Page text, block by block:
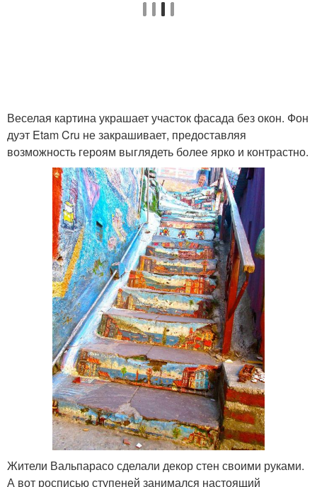
Веселая картина украшает участок фасада без окон. Фон
дуэт Etam Cru не закрашивает, предоставляя
возможность героям выглядеть более ярко и контрастно.
Жители Вальпарасо сделали декор стен своими руками.
А вот росписью ступеней занимался настоящий